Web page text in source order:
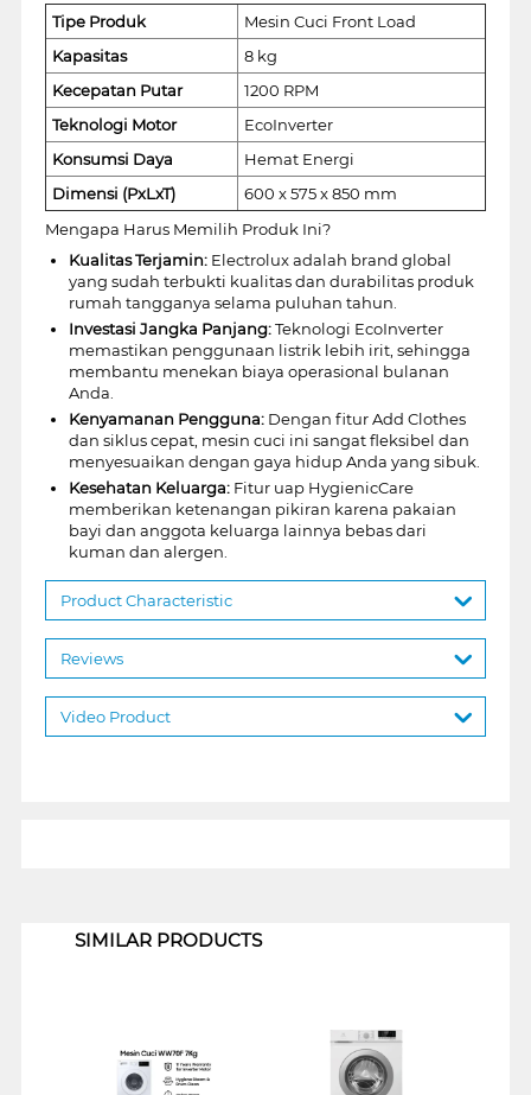
Tipe Produk
Mesin Cuci Front Load
Kapasitas
8 kg
Kecepatan Putar
1200 RPM
Teknologi Motor
EcoInverter
Konsumsi Daya
Hemat Energi
Dimensi (PxLxT)
600 x 575 x 850 mm
Mengapa Harus Memilih Produk Ini?
Kualitas Terjamin:Electrolux adalah brand global
yang sudah terbukti kualitas dan durabilitas produk
rumah tangganya selama puluhan tahun.
Investasi Jangka Panjang:Teknologi EcoInverter
memastikan penggunaan listrik lebih irit, sehingga
membantu menekan biaya operasional bulanan
Anda.
Kenyamanan Pengguna:Dengan fitur Add Clothes
dan siklus cepat, mesin cuci ini sangat fleksibel dan
menyesuaikan dengan gaya hidup Anda yang sibuk.
Kesehatan Keluarga:Fitur uap HygienicCare
memberikan ketenangan pikiran karena pakaian
bayi dan anggota keluarga lainnya bebas dari
kuman dan alergen.
Product Characteristic
Reviews
Video Product
SIMILAR PRODUCTS